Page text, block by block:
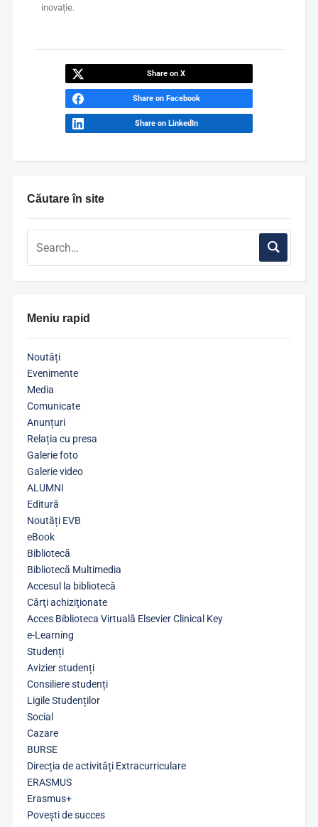
Căutare în site
Meniu rapid
Noutăți
Evenimente
Media
Comunicate
Anunțuri
Relația cu presa
Galerie foto
Galerie video
ALUMNI
Editură
Noutăți EVB
eBook
Bibliotecă
Bibliotecă Multimedia
Accesul la bibliotecă
Cărţi achiziţionate
Acces Biblioteca Virtuală Elsevier Clinical Key
e-Learning
Studenți
Avizier studenți
Consiliere studenți
Ligile Studenților
Social
Cazare
BURSE
Direcția de activități Extracurriculare
ERASMUS
Erasmus+
Povești de succes
inovație.
Share on X
Share on Facebook
Share on LinkedIn